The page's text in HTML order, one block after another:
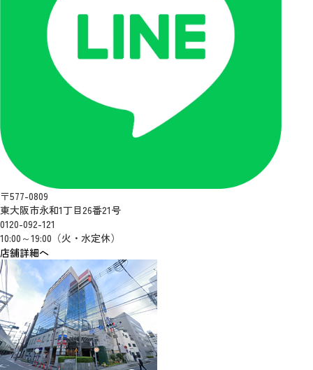
〒577-0809
東大阪市永和1丁目26番21号
0120-092-121
10:00～19:00（火・水定休）
店舗詳細へ